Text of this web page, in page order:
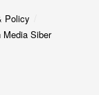
Policy
Media Siber